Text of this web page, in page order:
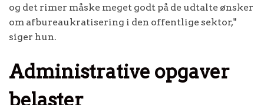
og det rimer måske meget godt på de udtalte ønsker
om afbureaukratisering i den offentlige sektor,"
siger hun.
Administrative opgaver
belaster